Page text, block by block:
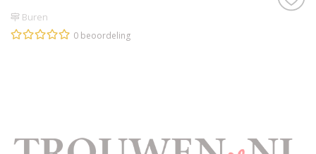
Buren
0 beoordeling